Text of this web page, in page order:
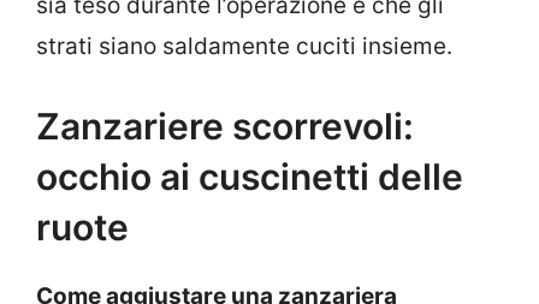
strati siano saldamente cuciti insieme.
Zanzariere scorrevoli:
occhio ai cuscinetti delle
ruote
Come aggiustare una zanzariera